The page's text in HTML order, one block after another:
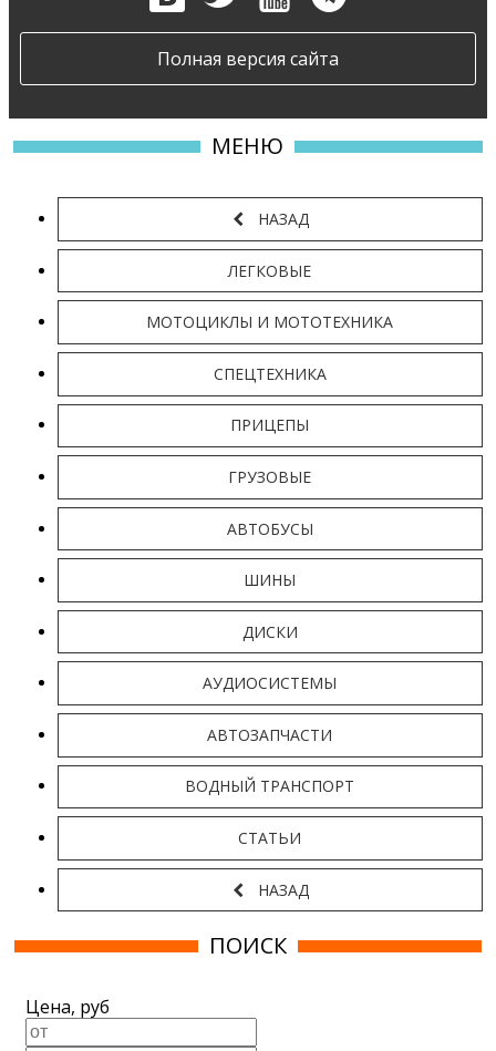
Полная версия сайта
МЕНЮ
НАЗАД
ЛЕГКОВЫЕ
МОТОЦИКЛЫ И МОТОТЕХНИКА
СПЕЦТЕХНИКА
ПРИЦЕПЫ
ГРУЗОВЫЕ
АВТОБУСЫ
ШИНЫ
ДИСКИ
АУДИОСИСТЕМЫ
АВТОЗАПЧАСТИ
ВОДНЫЙ ТРАНСПОРТ
СТАТЬИ
НАЗАД
ПОИСК
Цена, руб